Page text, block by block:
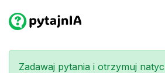
Zadawaj pytania i otrzymuj